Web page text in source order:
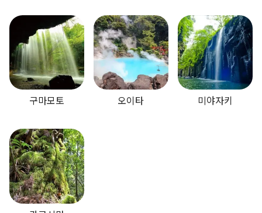
구마모토 오이타 미야자키